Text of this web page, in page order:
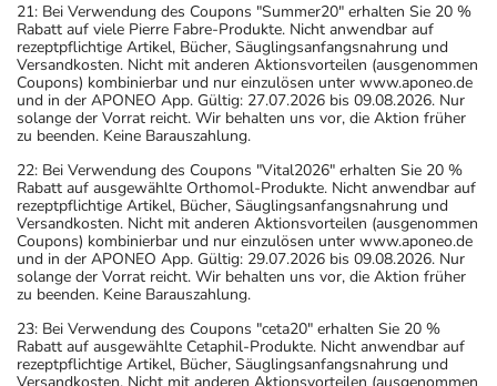
21: Bei Verwendung des Coupons "Summer20" erhalten Sie 20 %
Rabatt auf viele Pierre Fabre-Produkte. Nicht anwendbar auf
rezeptpflichtige Artikel, Bücher, Säuglingsanfangsnahrung und
Versandkosten. Nicht mit anderen Aktionsvorteilen (ausgenommen
Coupons) kombinierbar und nur einzulösen unter www.aponeo.de
und in der APONEO App. Gültig: 27.07.2026 bis 09.08.2026. Nur
solange der Vorrat reicht. Wir behalten uns vor, die Aktion früher
zu beenden. Keine Barauszahlung.
22: Bei Verwendung des Coupons "Vital2026" erhalten Sie 20 %
Rabatt auf ausgewählte Orthomol-Produkte. Nicht anwendbar auf
rezeptpflichtige Artikel, Bücher, Säuglingsanfangsnahrung und
Versandkosten. Nicht mit anderen Aktionsvorteilen (ausgenommen
Coupons) kombinierbar und nur einzulösen unter www.aponeo.de
und in der APONEO App. Gültig: 29.07.2026 bis 09.08.2026. Nur
solange der Vorrat reicht. Wir behalten uns vor, die Aktion früher
zu beenden. Keine Barauszahlung.
23: Bei Verwendung des Coupons "ceta20" erhalten Sie 20 %
Rabatt auf ausgewählte Cetaphil-Produkte. Nicht anwendbar auf
rezeptpflichtige Artikel, Bücher, Säuglingsanfangsnahrung und